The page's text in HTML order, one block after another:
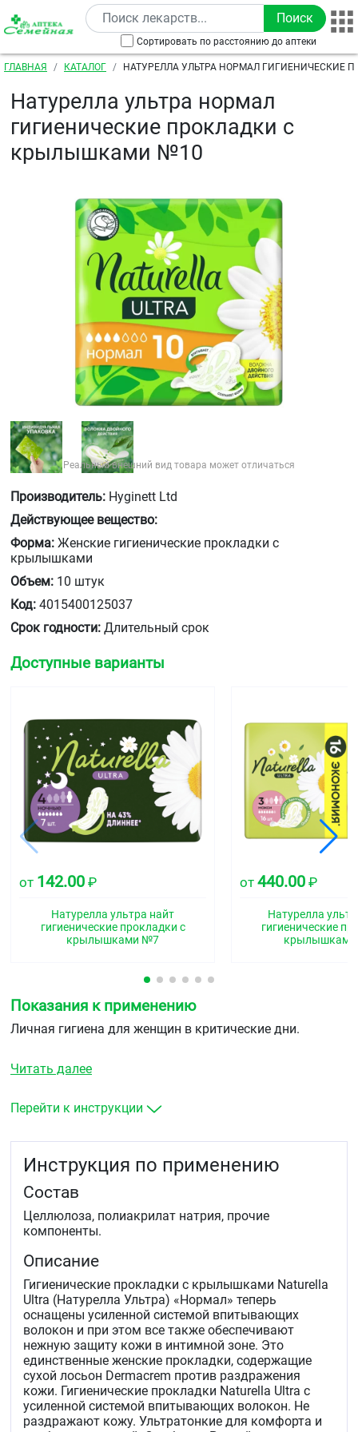
Перейти к основному содержанию
Сортировать по расстоянию до аптеки
Строка навигации
ГЛАВНАЯ КАТАЛОГ
НАТУРЕЛЛА УЛЬТРА НОРМАЛ ГИГИЕНИЧЕСКИЕ
Натурелла ультра нормал
гигиенические прокладки с
крылышками №10
Реальный внешний вид товара может отличаться
Производитель: Hyginett Ltd
Действующее вещество:
Форма: Женские гигиенические прокладки с
крылышками
Объем: 10 штук
Код: 4015400125037
Срок годности: Длительный срок
Доступные варианты
от 142.00 ₽
Натурелла ультра найт
гигиенические прокладки с
крылышками №7
от440.00 ₽
Натурелла
гигиенические
Показания к применению
Личная гигиена для женщин в критические дни.
Читать далее
Перейти к инструкции
Инструкция по применению
Состав
Целлюлоза, полиакрилат натрия, прочие
компоненты.
Описание
Гигиенические прокладки с крылышками Naturella
Ultra (Натурелла Ультра) «Нормал» теперь
оснащены усиленной системой впитывающих
волокон и при этом все также обеспечивают
нежную защиту кожи в интимной зоне. Это
единственные женские прокладки, содержащие
сухой лосьон Dermacrem против раздражения
кожи. Гигиенические прокладки Naturella Ultra с
усиленной системой впитывающих волокон. Не
раздражают кожу. Ультратонкие для комфорта и